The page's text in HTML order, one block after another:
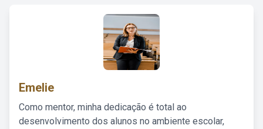
Emelie
Como mentor, minha dedicação é total ao
desenvolvimento dos alunos no ambiente escolar,